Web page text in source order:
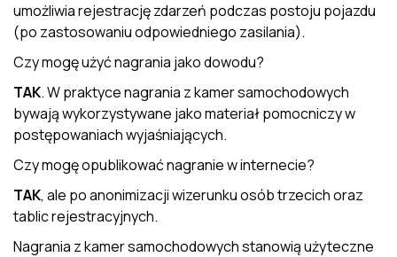
umożliwia rejestrację zdarzeń podczas postoju pojazdu
(po zastosowaniu odpowiedniego zasilania).
Czy mogę użyć nagrania jako dowodu?
TAK. W praktyce nagrania z kamer samochodowych
bywają wykorzystywane jako materiał pomocniczy w
postępowaniach wyjaśniających.
Czy mogę opublikować nagranie w internecie?
TAK, ale po anonimizacji wizerunku osób trzecich oraz
tablic rejestracyjnych.
Nagrania z kamer samochodowych stanowią użyteczne